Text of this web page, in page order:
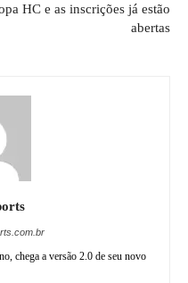
HC e as inscrições já estão
abertas
chega a versão 2.0 de seu novo